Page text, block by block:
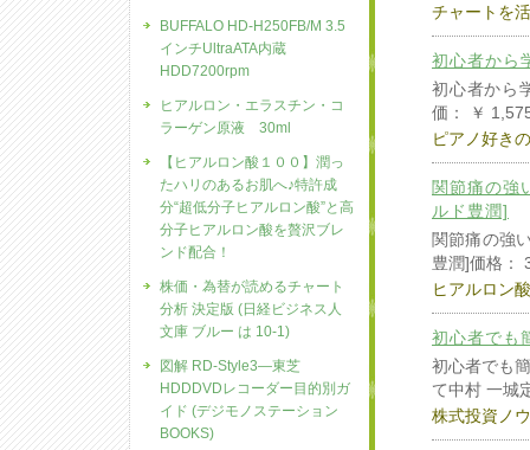
チャートを
初心者から
初心者から
価： ￥
ピアノ好き
関節痛の強
ルド豊潤]
関節痛の強
豊潤]価格：
ヒアルロン
初心者でも
初心者でも
て中村 一城
株式投資ノ
BUFFALO HD-H250FB/M 3.5
インチUltraATA内蔵
HDD7200rpm
ヒアルロン・エラスチン・コ
ラーゲン原液 30ml
【ヒアルロン酸１００】潤っ
たハリのあるお肌へ♪特許成
分“超低分子ヒアルロン酸”と高
分子ヒアルロン酸を贅沢ブレ
ンド配合！
株価・為替が読めるチャート
分析 決定版 (日経ビジネス人
文庫 ブルー は 10-1)
図解 RD‐Style3―東芝
HDDDVDレコーダー目的別ガ
イド (デジモノステーション
BOOKS)